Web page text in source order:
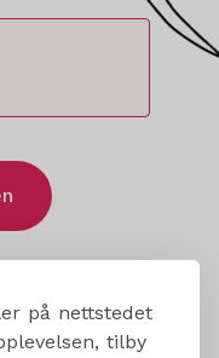
på nettstedet
tilby